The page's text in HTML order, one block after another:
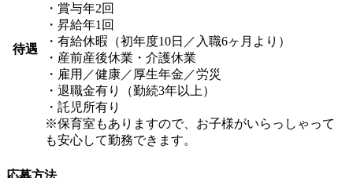
待遇
・賞与年2回
・昇給年1回
・有給休暇（初年度10日／入職6ヶ月より）
・産前産後休業・介護休業
・雇用／健康／厚生年金／労災
・退職金有り（勤続3年以上）
・託児所有り
※保育室もありますので、お子様がいらっしゃって
も安心して勤務できます。
応募方法